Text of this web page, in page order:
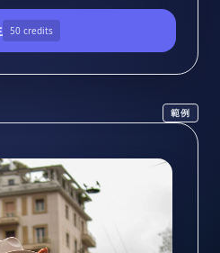
50 credits
範例